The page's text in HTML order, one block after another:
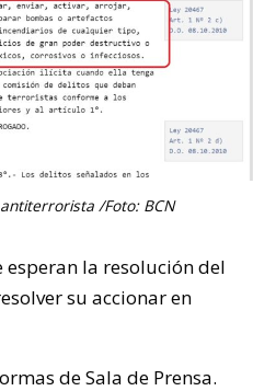
/Foto: BCN
la resolución del
su accionar en
de Sala de Prensa.